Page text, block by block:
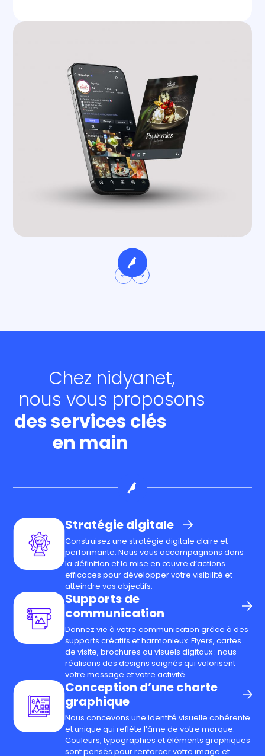
Chez nidyanet,
nous vous proposons
des services clés
en main
Stratégie digitale
Construisez une stratégie digitale claire et
performante. Nous vous accompagnons dans
la définition et la mise en œuvre d’actions
efficaces pour développer votre visibilité et
atteindre vos objectifs.
Supports de
communication
Donnez vie à votre communication grâce à des
supports créatifs et harmonieux. Flyers, cartes
de visite, brochures ou visuels digitaux : nous
réalisons des designs soignés qui valorisent
votre message et votre activité.
Conception d’une charte
graphique
Nous concevons une identité visuelle cohérente
et unique qui reflète l’âme de votre marque.
Couleurs, typographies et éléments graphiques
sont pensés pour renforcer votre image et